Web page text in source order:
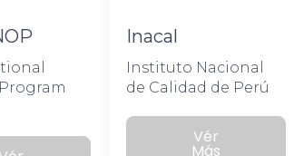
Inacal
Instituto Nacional
de Calidad de Perú
Vér
Más